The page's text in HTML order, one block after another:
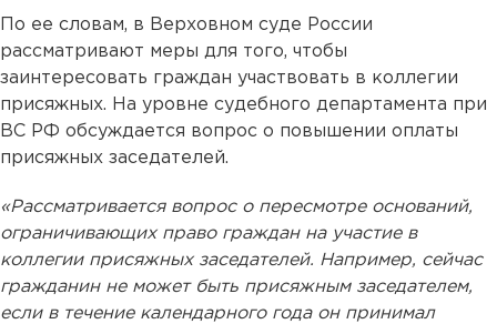
По ее словам, в Верховном суде России
рассматривают меры для того, чтобы
заинтересовать граждан участвовать в коллегии
присяжных. На уровне судебного департамента при
ВС РФ обсуждается вопрос о повышении оплаты
присяжных заседателей.
«Рассматривается вопрос о пересмотре оснований,
ограничивающих право граждан на участие в
коллегии присяжных заседателей. Например, сейчас
гражданин не может быть присяжным заседателем,
если в течение календарного года он принимал